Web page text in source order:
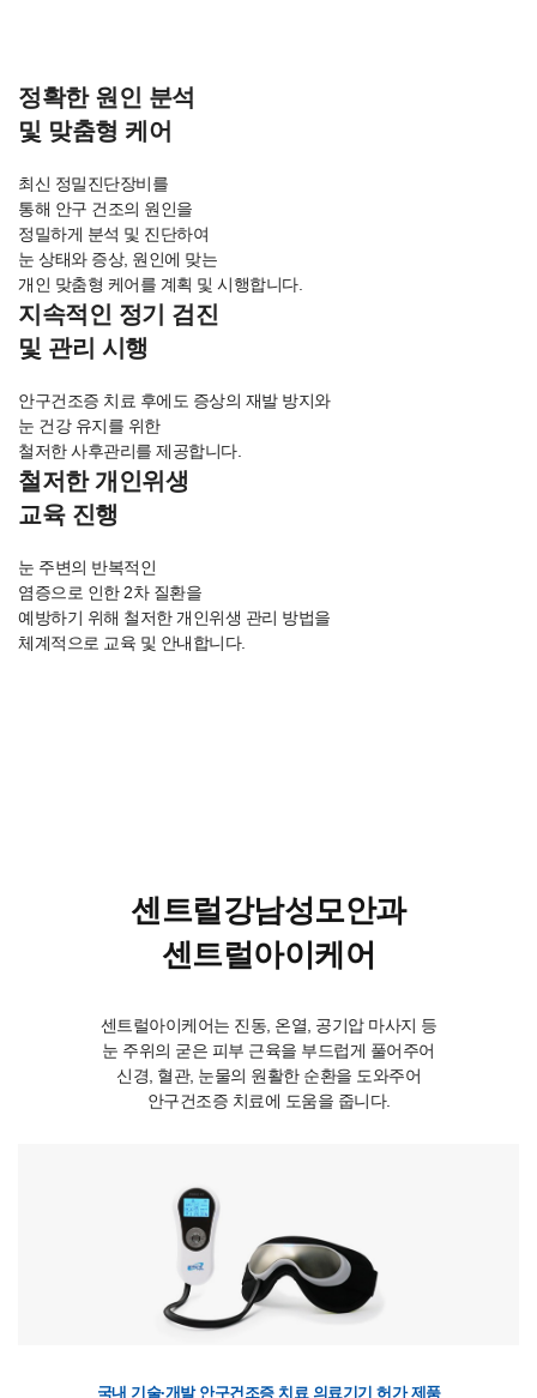
정확한 원인 분석
및 맞춤형 케어
최신 정밀진단장비를
통해 안구 건조의 원인을
정밀하게 분석 및 진단하여
눈 상태와 증상, 원인에 맞는
개인 맞춤형 케어를 계획 및 시행합니다.
지속적인 정기 검진
및 관리 시행
안구건조증 치료 후에도 증상의 재발 방지와
눈 건강 유지를 위한
철저한 사후관리를 제공합니다.
철저한 개인위생
교육 진행
눈 주변의 반복적인
염증으로 인한 2차 질환을
예방하기 위해 철저한 개인위생 관리 방법을
체계적으로 교육 및 안내합니다.
센트럴강남성모안과
센트럴아이케어
센트럴아이케어는 진동, 온열, 공기압 마사지 등
눈 주위의 굳은 피부 근육을 부드럽게 풀어주어
신경, 혈관, 눈물의 원활한 순환을 도와주어
안구건조증 치료에 도움을 줍니다.
국내 기술·개발 안구건조증 치료 의료기기 허가 제품